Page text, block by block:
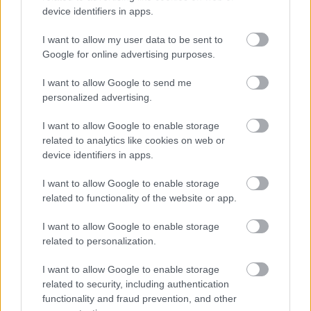
device identifiers in apps.
I want to allow my user data to be sent to
Google for online advertising purposes.
I want to allow Google to send me
personalized advertising.
I want to allow Google to enable storage
related to analytics like cookies on web or
device identifiers in apps.
I want to allow Google to enable storage
related to functionality of the website or app.
I want to allow Google to enable storage
related to personalization.
I want to allow Google to enable storage
related to security, including authentication
functionality and fraud prevention, and other
(Staromieszczanka Stare Miasto) plasują się na
bramkowe.
Wynik meczu Tanew Harasiuki - Staromieszczanka Stare Miasto znajdziesz
na naszej stronie zaraz po jego zakończeniu. Jeżeli szukasz informacji
Tanew Harasiuki vs. Staromieszczanka
Stare Miasto - wynik, składy, strzelcy
Jeżeli w internecie lub TV dostępna jest
Tanew Harasiuki vs. Staromieszczanka Stare Miasto
spotkań Stalowa Wola > Klasa A, gr. I na pewno znajdziesz takie
informacje na naszym portalu. Możliwe jednak, że nigdzie nie pojawi się
stream online z tego pojedynku. Śledź portal podkarpacieLIVE.pl i bądź
Asseco Resovia| Developres Rzeszów |ITA TOOLS Stal Mielec
Cellfast Wilki Krosno| Texom Stal Rzeszów|Stal Mielec
Motor Lublin|Stal Rzeszów| Stal Stalowa Wola|Wisła Kraków